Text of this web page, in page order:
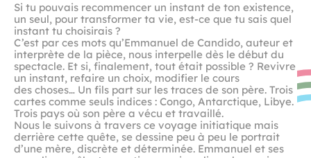
Si tu pouvais recommencer un instant de ton existence,
un seul, pour transformer ta vie, est-ce que tu sais quel
instant tu choisirais ?
C’est par ces mots qu’Emmanuel de Candido, auteur et
interprète de la pièce, nous interpelle dès le début du
spectacle. Et si, finalement, tout était possible ? Revivre
un instant, refaire un choix, modifier le cours
des choses… Un fils part sur les traces de son père. Trois
cartes comme seuls indices : Congo, Antarctique, Libye.
Trois pays où son père a vécu et travaillé.
Nous le suivons à travers ce voyage initiatique mais
derrière cette quête, se dessine peu à peu le portrait
d’une mère, discrète et déterminée. Emmanuel et ses